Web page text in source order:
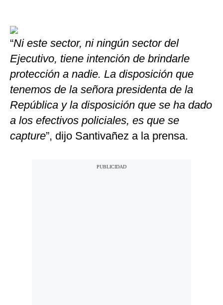
“Ni este sector, ni ningún sector del
Ejecutivo, tiene intención de brindarle
protección a nadie. La disposición que
tenemos de la señora presidenta de la
República y la disposición que se ha dado
a los efectivos policiales, es que se
capture”, dijo Santivañez a la prensa.